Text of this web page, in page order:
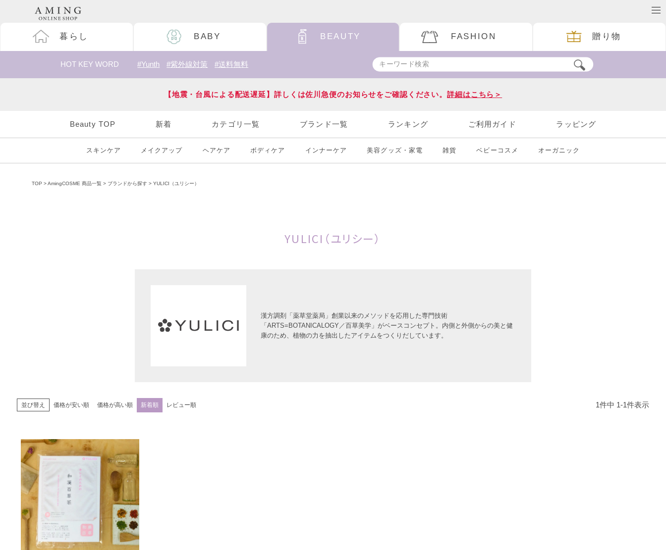
暮らし BABY BEAUTY FASHION 贈り物
HOT KEY WORD #Yunth #紫外線対策 #送料無料
【地震・台風による配送遅延】詳しくは佐川急便のお知らせをご確認ください。詳細はこちら＞
Beauty TOP 新着 カテゴリ一覧 ブランド一覧 ランキング ご利用ガイド ラッピング
スキンケア メイクアップ ヘアケア ボディケア インナーケア 美容グッズ・家電 雑貨 ベビーコスメ オーガニック
TOP AmingCOSME 商品一覧 ブランドから探す YULICI（ユリシー）
YULICI（ユリシー）
漢方調剤「薬草堂薬局」創業以来のメソッドを応用した専門技術
「ARTS=BOTANICALOGY／百草美学」がベースコンセプト。内側と外側からの美と健
康のため、植物の力を抽出したアイテムをつくりだしています。
並び替え 価格が安い順 価格が高い順 新着順 レビュー順 1件中 1-1件表示